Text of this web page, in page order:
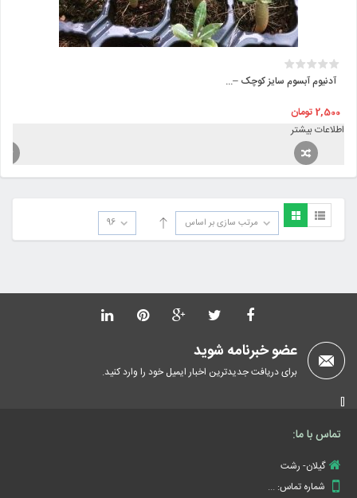
آدنیوم آبسوم سایز کوچک –...
2,500 تومان
اطلاعات بیشتر
مرتب سازی بر اساس 96
عضو خبرنامه شوید
برای دریافت جدیدترین اخبار ایمیل خود را وارد کنید.
[]
تماس با ما:
گیلان- رشت
شماره تماس: ...